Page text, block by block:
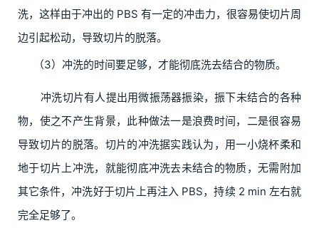
洗，这样由于冲出的 PBS 有一定的冲击力，很容易使切片周
边引起松动，导致切片的脱落。
（3）冲洗的时间要足够，才能彻底洗去结合的物质。
冲洗切片有人提出用微振荡器振染，振下未结合的各种
物，使之不产生背景，此种做法一是浪费时间，二是很容易
导致切片的脱落。切片的冲洗据实践认为，用一小烧杯柔和
地于切片上冲洗，就能彻底冲洗去未结合的物质，无需附加
其它条件，冲洗好于切片上再注入 PBS，持续 2 min 左右就
完全足够了。